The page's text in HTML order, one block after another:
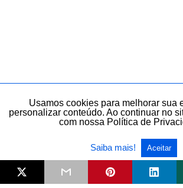
Usamos cookies para melhorar sua
personalizar conteúdo. Ao continuar no
com nossa Política de
Saiba mais! Aceitar